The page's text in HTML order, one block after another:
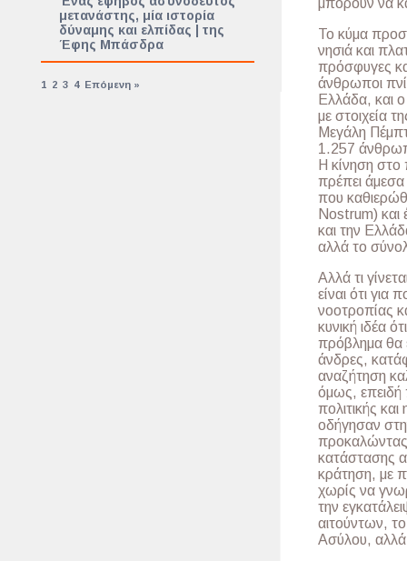
μετανάστης, μία ιστορία
δύναμης και ελπίδας | της
Έφης Μπάσδρα
1 2 3 4 Επόμενη »
μπορούν να
Το κύμα
νησιά και
πρόσφυγες
άνθρωποι
Ελλάδα, και
με στοιχεία
Μεγάλη
1.257
Η κίνηση στο
πρέπει άμεσα
που
Nostrum) και
και την
αλλά το
Αλλά τι
είναι ότι για
νοοτροπίας
κυνική ιδέα
πρόβλημα θα
άνδρες,
αναζήτηση
όμως, επειδή
πολιτικής
οδήγησαν
προκαλώντας
κατάστασης
κράτηση, με
χωρίς να
την
αιτούντων,
Ασύλου, αλλά